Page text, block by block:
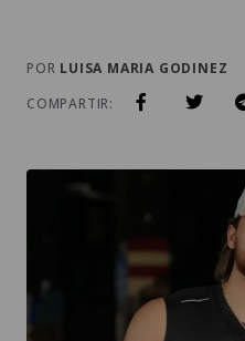
POR LUISA MARIA GODINEZ
COMPARTIR: